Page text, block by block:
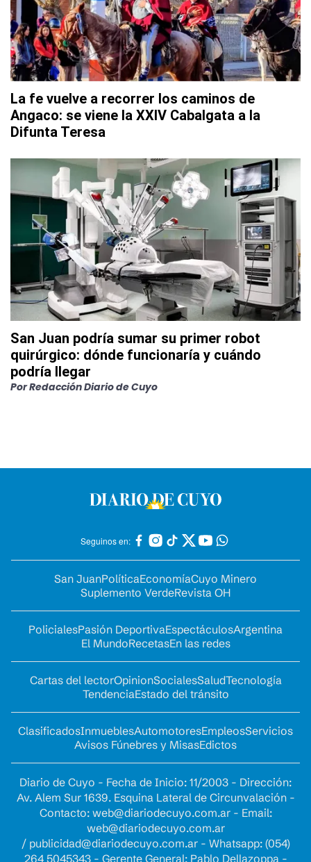
La fe vuelve a recorrer los caminos de
Angaco: se viene la XXIV Cabalgata a la
Difunta Teresa
San Juan podría sumar su primer robot
quirúrgico: dónde funcionaría y cuándo
podría llegar
PorRedacción Diario de Cuyo
Seguinos en:
San JuanPolíticaEconomíaCuyo Minero
Suplemento VerdeRevista OH
PolicialesPasión DeportivaEspectáculosArgentina
El MundoRecetasEn las redes
Cartas del lectorOpinionSocialesSaludTecnología
TendenciaEstado del tránsito
ClasificadosInmueblesAutomotoresEmpleosServicios
Avisos Fúnebres y MisasEdictos
Diario de Cuyo - Fecha de Inicio: 11/2003 - Dirección:
Av. Alem Sur 1639. Esquina Lateral de Circunvalación -
Contacto: web@diariodecuyo.com.ar- Email:
web@diariodecuyo.com.ar
/ publicidad@diariodecuyo.com.ar- Whatsapp: (054)
264 5045343 - Gerente General: Pablo Dellazoppa -